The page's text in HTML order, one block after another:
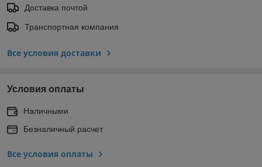
Доставка почтой
Транспортная компания
Все условия доставки
Условия оплаты
Наличными
Безналичный расчет
Все условия оплаты